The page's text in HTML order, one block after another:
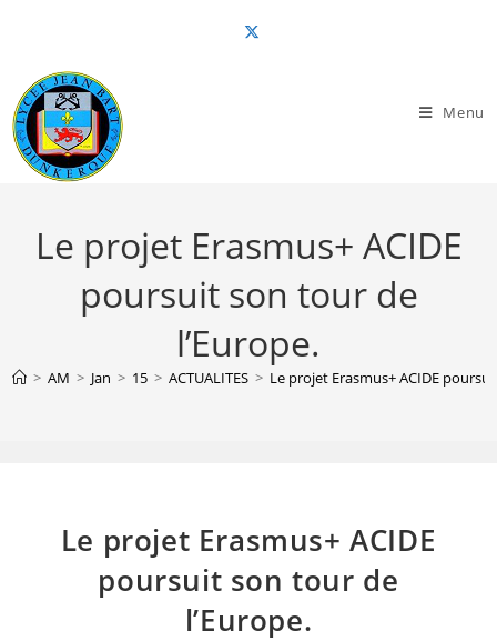
content
Menu
Le projet Erasmus+ ACIDE
poursuit son tour de
l’Europe.
> AM > Jan > 15 > ACTUALITES > Le projet Erasmus+ ACIDE
Le projet Erasmus+ ACIDE
poursuit son tour de
l’Europe.